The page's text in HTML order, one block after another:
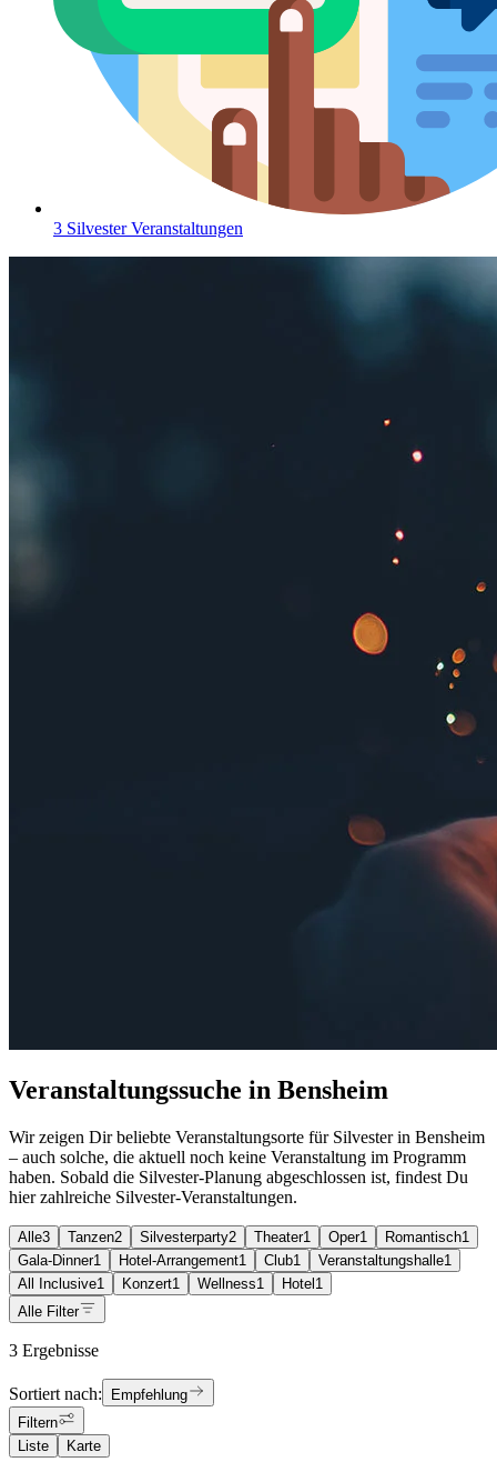
3 Silvester Veranstaltungen
Veranstaltungssuche in Bensheim
Wir zeigen Dir beliebte Veranstaltungsorte für Silvester in Bensheim
– auch solche, die aktuell noch keine Veranstaltung im Programm
haben. Sobald die Silvester-Planung abgeschlossen ist, findest Du
hier zahlreiche Silvester-Veranstaltungen.
Alle3 Tanzen2 Silvesterparty2 Theater1 Oper1 Romantisch1
Gala-Dinner1 Hotel-Arrangement1 Club1 Veranstaltungshalle1
All Inclusive1 Konzert1 Wellness1 Hotel 1
Alle Filter
3 Ergebnisse
Sortiert nach:
Empfehlung
Filtern
Liste
Karte